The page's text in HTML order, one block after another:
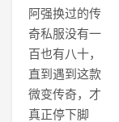
阿强换过的传
奇私服没有一
百也有八十，
直到遇到这款
微变传奇，才
真正停下脚